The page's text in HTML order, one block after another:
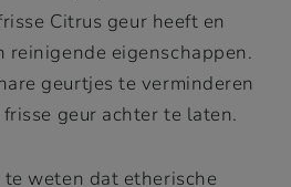
Citrus geur heeft en
reinigende eigenschappen.
geurtjes te verminderen
geur achter te laten.
weten dat etherische